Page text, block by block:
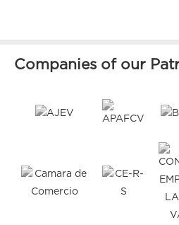
Companies of our